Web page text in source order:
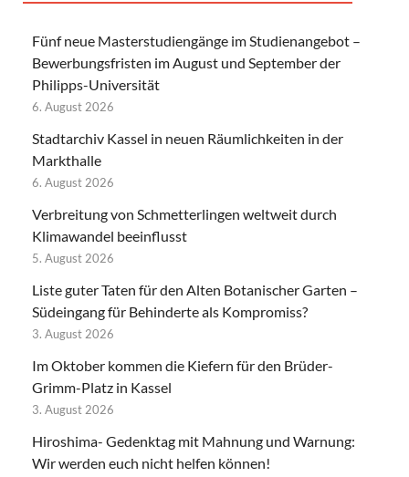
Fünf neue Masterstudiengänge im Studienangebot –
Bewerbungsfristen im August und September der
Philipps-Universität
6. August 2026
Stadtarchiv Kassel in neuen Räumlichkeiten in der
Markthalle
6. August 2026
Verbreitung von Schmetterlingen weltweit durch
Klimawandel beeinflusst
5. August 2026
Liste guter Taten für den Alten Botanischer Garten –
Südeingang für Behinderte als Kompromiss?
3. August 2026
Im Oktober kommen die Kiefern für den Brüder-
Grimm-Platz in Kassel
3. August 2026
Hiroshima- Gedenktag mit Mahnung und Warnung:
Wir werden euch nicht helfen können!